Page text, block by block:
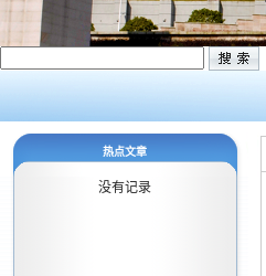
热点文章
没有记录